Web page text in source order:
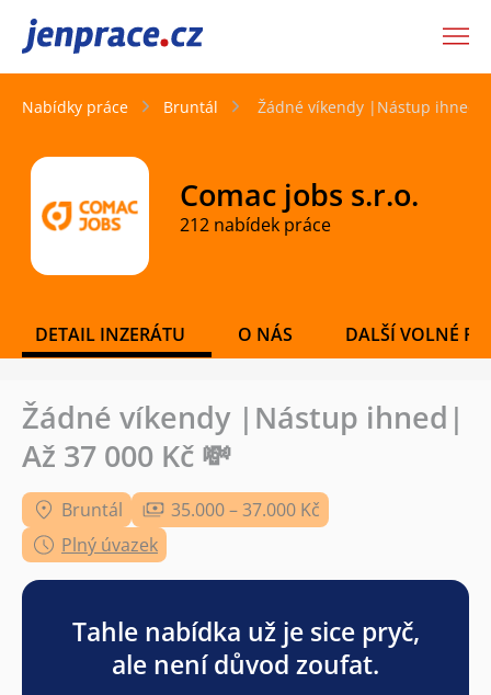
JenPráce.cz
Nabídky práce Bruntál Žádné víkendy |Nástup ihned|
Comac jobs s.r.o.
212 nabídek práce
DETAIL INZERÁTU O NÁS DALŠÍ VOLNÉ
Žádné víkendy |Nástup ihned|
Až 37 000 Kč 💸
Bruntál
35.000 – 37.000 Kč
Plný úvazek
Tahle nabídka už je sice pryč,
ale není důvod zoufat.